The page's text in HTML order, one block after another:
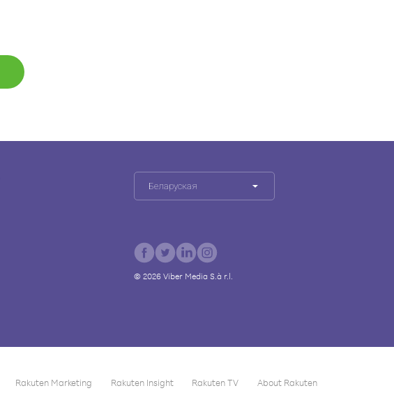
Беларуская
© 2026 Viber Media S.à r.l.
Rakuten Marketing Rakuten Insight Rakuten TV About Rakuten